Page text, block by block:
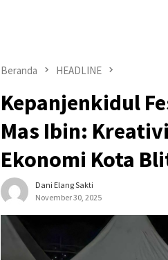
Beranda HEADLINE
Kepanjenkidul
Mas Ibin:
Ekonomi Kota
Dani Elang Sakti
November 30, 2025